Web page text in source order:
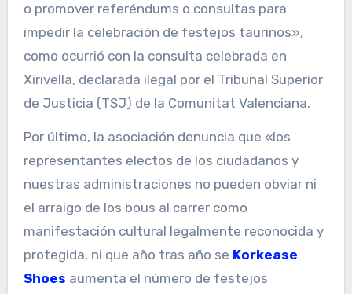
o promover referéndums o consultas para
impedir la celebración de festejos taurinos»,
como ocurrió con la consulta celebrada en
Xirivella, declarada ilegal por el Tribunal Superior
de Justicia (TSJ) de la Comunitat Valenciana.
Por último, la asociación denuncia que «los
representantes electos de los ciudadanos y
nuestras administraciones no pueden obviar ni
el arraigo de los bous al carrer como
manifestación cultural legalmente reconocida y
protegida, ni que año tras año se Korkease
Shoes aumenta el número de festejos